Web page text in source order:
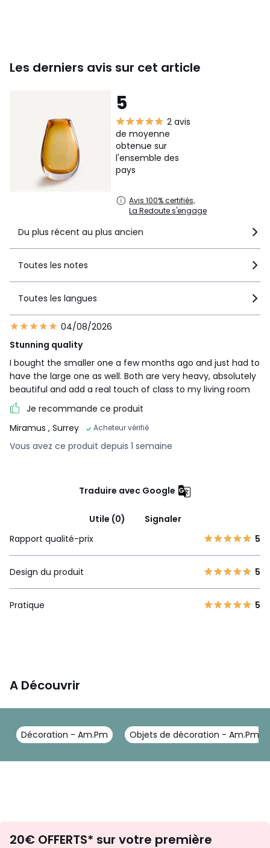
Les derniers avis sur cet article
5
2 avis
de moyenne
obtenue sur
l'ensemble des
pays
Avis 100% certifiés,
La Redoute s'engage
Du plus récent au plus ancien
Toutes les notes
Toutes les langues
04/08/2026
Stunning quality
I bought the smaller one a few months ago and just had to
have the large one as well. Both are very heavy, absolutely
beautiful and add a real touch of class to my living room
Je recommande ce produit
Miramus , Surrey Acheteur vérifié
Vous avez ce produit depuis 1 semaine
Traduire avec Google
Utile (0)
Signaler
Rapport qualité-prix
5
Design du produit 5
Pratique 5
A Découvrir
Décoration - Am.Pm Objets de décoration - Am.Pm
20€ OFFERTS* sur votre première